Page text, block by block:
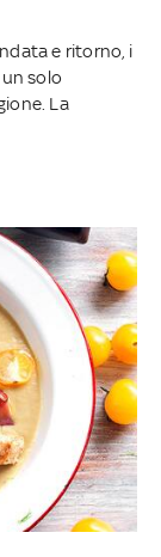
e ritorno, i
solo
La